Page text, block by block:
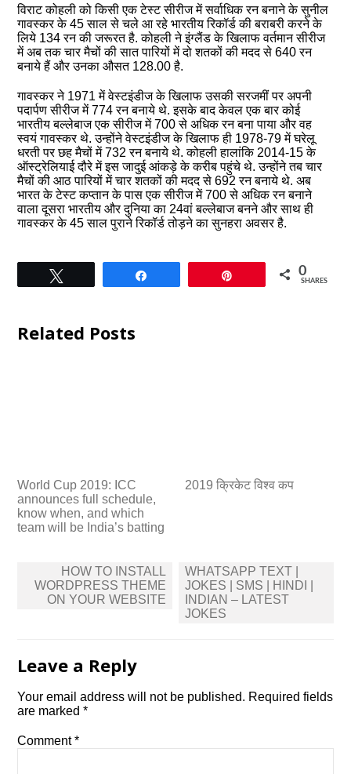
विराट कोहली को किसी एक टेस्ट सीरीज में सर्वाधिक रन बनाने के सुनील
गावस्कर के 45 साल से चले आ रहे भारतीय रिकॉर्ड की बराबरी करने के
लिये 134 रन की जरूरत है. कोहली ने इंग्लैंड के खिलाफ वर्तमान सीरीज
में अब तक चार मैचों की सात पारियों में दो शतकों की मदद से 640 रन
बनाये हैं और उनका औसत 128.00 है.
गावस्कर ने 1971 में वेस्टइंडीज के खिलाफ उसकी सरजमीं पर अपनी
पदार्पण सीरीज में 774 रन बनाये थे. इसके बाद केवल एक बार कोई
भारतीय बल्लेबाज एक सीरीज में 700 से अधिक रन बना पाया और वह
स्वयं गावस्कर थे. उन्होंने वेस्टइंडीज के खिलाफ ही 1978-79 में घरेलू
धरती पर छह मैचों में 732 रन बनाये थे. कोहली हालांकि 2014-15 के
ऑस्ट्रेलियाई दौरे में इस जादुई आंकड़े के करीब पहुंचे थे. उन्होंने तब चार
मैचों की आठ पारियों में चार शतकों की मदद से 692 रन बनाये थे. अब
भारत के टेस्ट कप्तान के पास एक सीरीज में 700 से अधिक रन बनाने
वाला दूसरा भारतीय और दुनिया का 24वां बल्लेबाज बनने और साथ ही
गावस्कर के 45 साल पुराने रिकॉर्ड तोड़ने का सुनहरा अवसर है.
0
SHARES
Related Posts
World Cup 2019: ICC
announces full schedule,
know when, and which
team will be India’s batting
2019 क्रिकेट विश्व कप
navigation
HOW TO INSTALL
WORDPRESS THEME
ON YOUR WEBSITE
WHATSAPP TEXT |
JOKES | SMS | HINDI |
INDIAN – LATEST
JOKES
Leave a Reply
Your email address will not be published. Required fields
are marked*
Comment*